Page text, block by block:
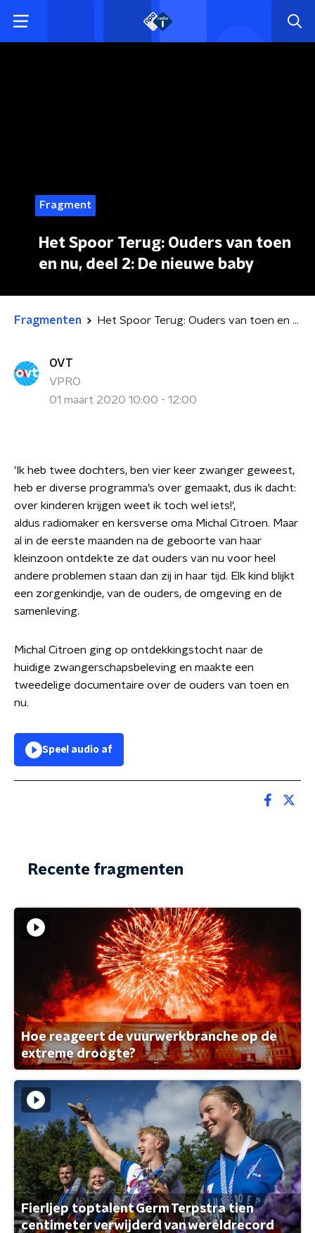
Fragment
Het Spoor Terug: Ouders van toen
en nu, deel 2: De nieuwe baby
Fragmenten Het Spoor Terug: Ouders van toen en nu, deel 2: De nieuwe baby
OVT
VPRO
01 maart 2020 10:00 - 12:00
'Ik heb twee dochters, ben vier keer zwanger geweest,
heb er diverse programma’s over gemaakt, dus ik dacht:
over kinderen krijgen weet ik toch wel iets!',
aldus radiomaker en kersverse oma Michal Citroen. Maar
al in de eerste maanden na de geboorte van haar
kleinzoon ontdekte ze dat ouders van nu voor heel
andere problemen staan dan zij in haar tijd. Elk kind blijkt
een zorgenkindje, van de ouders, de omgeving en de
samenleving.
Michal Citroen ging op ontdekkingstocht naar de
huidige zwangerschapsbeleving en maakte een
tweedelige documentaire over de ouders van toen en
nu.
Speel audio af
Recente fragmenten
Hoe reageert de vuurwerkbranche op de
extreme droogte?
Fierljep toptalent Germ Terpstra tien
centimeter verwijderd van wereldrecord